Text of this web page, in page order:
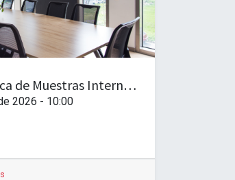
Gestión Crítica de Muestras Internacionales bajo el Nuevo CAU - Cómo evitar bloqueos, sanciones y costes imprevistos
2026 - 10:00